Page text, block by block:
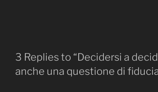
3 Replies to “Decidersi a
anche una questione di